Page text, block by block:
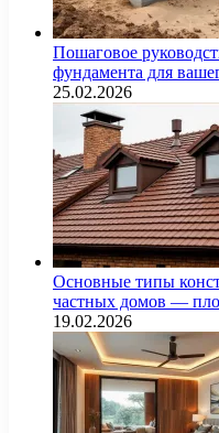
Пошаговое
фундамента для
25.02.2026
Основные типы
частных домов —
19.02.2026